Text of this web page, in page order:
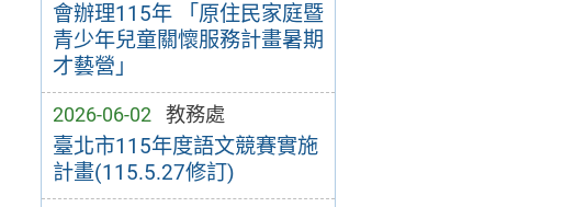
會辦理115年 「原住民家庭暨
青少年兒童關懷服務計畫暑期
才藝營」
2026-06-02 教務處
臺北市115年度語文競賽實施
計畫(115.5.27修訂)